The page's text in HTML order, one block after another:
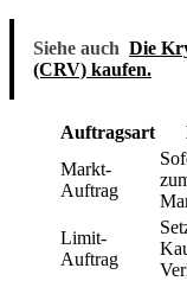
Siehe auch Die
(CRV) kaufen.
Auftragsart
Markt-
Auftrag
Limit-
Auftrag